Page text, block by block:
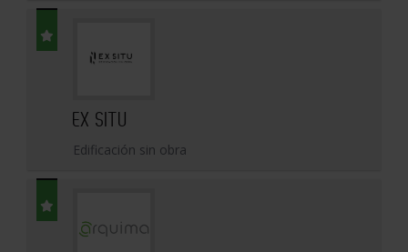
EX SITU
Edificación sin obra